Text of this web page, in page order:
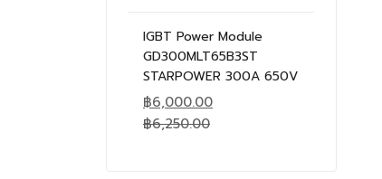
IGBT Power Module
GD300MLT65B3ST
STARPOWER 300A 650V
฿6,000.00
฿6,250.00